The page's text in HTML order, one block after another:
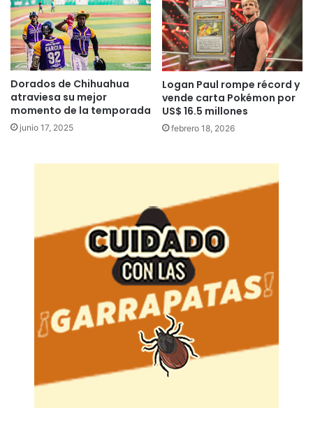
Dorados de Chihuahua
atraviesa su mejor
momento de la temporada
junio 17, 2025
Logan Paul rompe récord y
vende carta Pokémon por
US$ 16.5 millones
febrero 18, 2026